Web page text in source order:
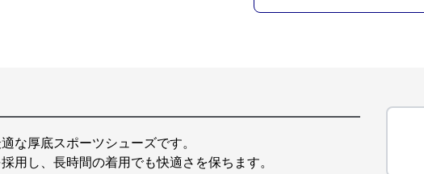
な厚底スポーツシューズです。
用し、長時間の着用でも快適さを保ちます。